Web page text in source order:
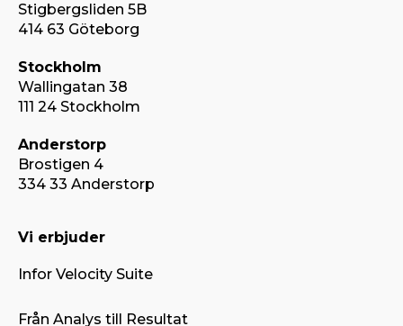
Stigbergsliden 5B
414 63 Göteborg
Stockholm
Wallingatan 38
111 24 Stockholm
Anderstorp
Brostigen 4
334 33 Anderstorp
Vi erbjuder
Infor Velocity Suite
Från Analys till Resultat